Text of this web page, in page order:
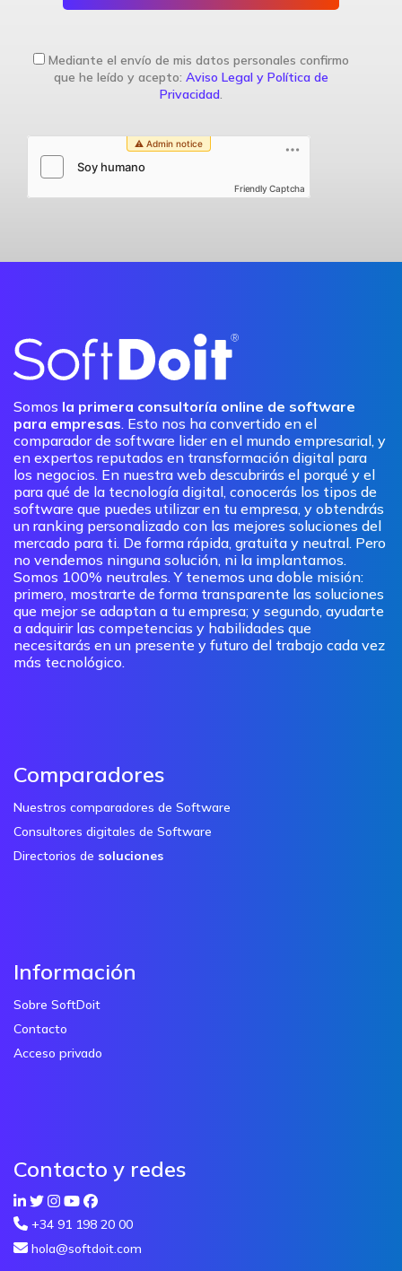
Mediante el envío de mis datos personales confirmo
que he leído y acepto: Aviso Legal y Política de
Privacidad.
Friendly Captcha
Somos la primera consultoría online de software
para empresas. Esto nos ha convertido en el
comparador de software lider en el mundo empresarial, y
en expertos reputados en transformación digital para
los negocios. En nuestra web descubrirás el porqué y el
para qué de la tecnología digital, conocerás los tipos de
software que puedes utilizar en tu empresa, y obtendrás
un ranking personalizado con las mejores soluciones del
mercado para ti. De forma rápida, gratuita y neutral. Pero
no vendemos ninguna solución, ni la implantamos.
Somos 100% neutrales. Y tenemos una doble misión:
primero, mostrarte de forma transparente las soluciones
que mejor se adaptan a tu empresa; y segundo, ayudarte
a adquirir las competencias y habilidades que
necesitarás en un presente y futuro del trabajo cada vez
más tecnológico.
Comparadores
Nuestros comparadores de Software
Consultores digitales de Software
Directorios de soluciones
Información
Sobre SoftDoit
Contacto
Acceso privado
Contacto y redes
+34 91 198 20 00
hola@softdoit.com